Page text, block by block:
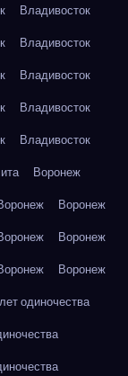
Владивосток
Владивосток
Владивосток
Владивосток
Владивосток
Воронеж
Воронеж
Воронеж
Воронеж
одиночества